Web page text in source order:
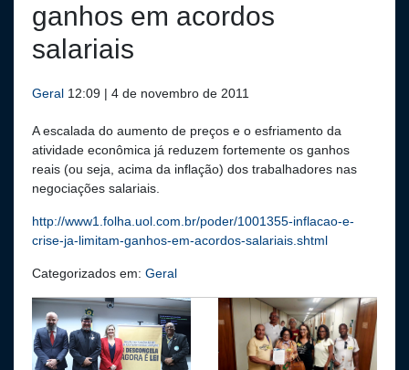
ganhos em acordos
salariais
Geral 12:09 | 4 de novembro de 2011
A escalada do aumento de preços e o esfriamento da
atividade econômica já reduzem fortemente os ganhos
reais (ou seja, acima da inflação) dos trabalhadores nas
negociações salariais.
http://www1.folha.uol.com.br/poder/1001355-inflacao-e-
crise-ja-limitam-ganhos-em-acordos-salariais.shtml
Categorizados em: Geral